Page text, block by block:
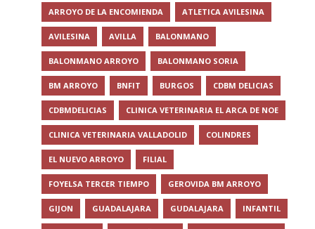
ARROYO DE LA ENCOMIENDA ATLETICA AVILESINA
AVILESINA AVILLA BALONMANO
BALONMANO ARROYO BALONMANO SORIA
BM ARROYO BNFIT BURGOS CDBM DELICIAS
CDBMDELICIAS CLINICA VETERINARIA EL ARCA DE NOE
CLINICA VETERINARIA VALLADOLID COLINDRES
EL NUEVO ARROYO FILIAL
FOYELSA TERCER TIEMPO GEROVIDA BM ARROYO
GIJON GUADALAJARA GUDALAJARA INFANTIL